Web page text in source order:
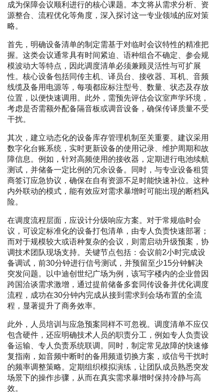
成为保障会议顺利进行的核心课题。本文将从需求分析、资
源整合、流程优化等角度，深入探讨这一专业领域的应对策
略。
首先，明确设备清单的制定需基于对临时会议特性的精准把
握。这类会议通常具有时间紧迫、语种组合不确定、参会规
模波动大等特点，因此调度清单必须兼顾灵活性与可扩展
性。核心设备包括同传主机、译员台、接收器、耳机、音频
线缆及备用电源等，每项都应标注型号、数量、状态及存放
位置，以便快速调用。此外，需预先评估会议室声学环境，
考虑是否需额外配备隔音板或调音设备，确保传译质量不受
干扰。
其次，建立动态化的设备库存管理机制至关重要。建议采用
数字化台账系统，实时更新设备的使用记录、维护周期和故
障信息。例如，针对高频使用的接收器，定期进行电池续航
测试，并储备一定比例的冗余设备。同时，与专业设备租赁
商签订应急协议，确保在自有资源不足时能快速补位。这种
内外联动的模式，能有效应对需求暴增时可能出现的断档风
险。
在调度流程层面，应设计分级响应方案。对于常规临时会
议，可设定标准化的设备打包清单，由专人负责快速部署；
而对于规模较大或语种复杂的会议，则需启动升级预案，协
调技术团队现场支持。关键节点包括：会议前2小时完成设
备调试，前30分钟进行信号测试，并预留至少15分钟解决
突发问题。以中迪创世纪广场为例，该写字楼内的企业曾因
跨国洽谈需求激增，通过提前储备多套同传设备并优化调度
流程，成功在30分钟内完成从接到需求到会场布置的全流
程，显著提升了商务效率。
此外，人员培训与应急预案同样不可忽视。调度清单不应仅
包含硬件，还应明确技术人员的职责分工，例如专人负责设
备运输、专人负责系统联调。同时，制定常见故障的快速修
复指南，如音频中断时的备用频道切换方案，或信号干扰时
的频率调整策略。定期组织模拟演练，让团队成员熟悉突发
场景下的操作步骤，从而在真实需求暴增时保持冷静与高
效。